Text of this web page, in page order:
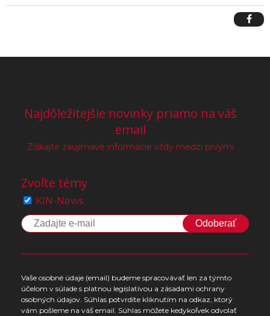
Najdôležitejšie novinky priamo na váš
email
Získajte zaujímavé informácie vždy medzi prvými
Zvoľte témy
KIN-News
Odoberať
Vaše osobné údaje (email) budeme spracovávať len za týmto
účelom v súlade s platnou legislatívou a zásadami ochrany
osobných údajov. Súhlas potvrdíte kliknutím na odkaz, ktorý
vám pošleme na váš email. Súhlas môžete kedykoľvek odvolať